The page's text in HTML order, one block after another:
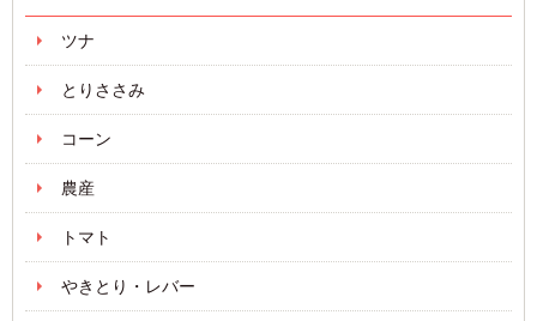
ツナ
とりささみ
コーン
農産
トマト
やきとり・レバー